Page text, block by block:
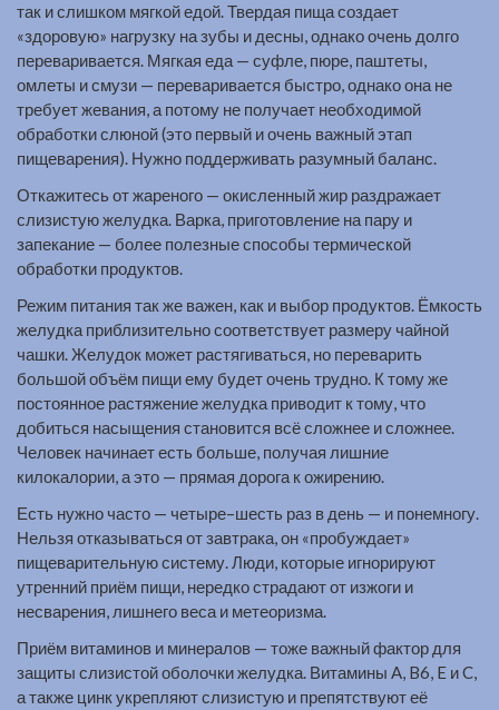
так и слишком мягкой едой. Твердая пища создает
«здоровую» нагрузку на зубы и десны, однако очень долго
переваривается. Мягкая еда — суфле, пюре, паштеты,
омлеты и смузи — переваривается быстро, однако она не
требует жевания, а потому не получает необходимой
обработки слюной (это первый и очень важный этап
пищеварения). Нужно поддерживать разумный баланс.
Откажитесь от жареного — окисленный жир раздражает
слизистую желудка. Варка, приготовление на пару и
запекание — более полезные способы термической
обработки продуктов.
Режим питания так же важен, как и выбор продуктов. Ёмкость
желудка приблизительно соответствует размеру чайной
чашки. Желудок может растягиваться, но переварить
большой объём пищи ему будет очень трудно. К тому же
постоянное растяжение желудка приводит к тому, что
добиться насыщения становится всё сложнее и сложнее.
Человек начинает есть больше, получая лишние
килокалории, а это — прямая дорога к ожирению.
Есть нужно часто — четыре–шесть раз в день — и понемногу.
Нельзя отказываться от завтрака, он «пробуждает»
пищеварительную систему. Люди, которые игнорируют
утренний приём пищи, нередко страдают от изжоги и
несварения, лишнего веса и метеоризма.
Приём витаминов и минералов — тоже важный фактор для
защиты слизистой оболочки желудка. Витамины A, B6, E и C,
а также цинк укрепляют слизистую и препятствуют её